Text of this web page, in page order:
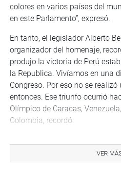
colores en varios países del
en este Parlamento”, expresó.
En tanto, el legislador Alberto
organizador del homenaje,
produjo la victoria de Perú
la Republica. Vivíamos en una
Congreso. Por eso no se
entonces. Ese triunfo ocurrió
Olímpico de Caracas,
Colombia, recordó.
Consejo de Ministros, para que
de gracia para los exfutbolistas.
VER